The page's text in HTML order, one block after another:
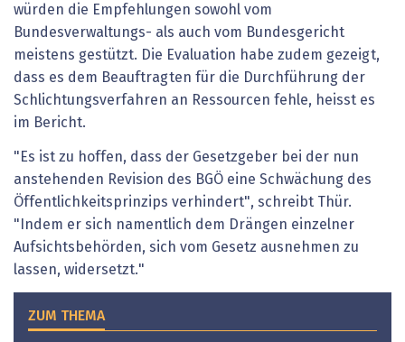
würden die Empfehlungen sowohl vom
Bundesverwaltungs- als auch vom Bundesgericht
meistens gestützt. Die Evaluation habe zudem gezeigt,
dass es dem Beauftragten für die Durchführung der
Schlichtungsverfahren an Ressourcen fehle, heisst es
im Bericht.
"Es ist zu hoffen, dass der Gesetzgeber bei der nun
anstehenden Revision des BGÖ eine Schwächung des
Öffentlichkeitsprinzips verhindert", schreibt Thür.
"Indem er sich namentlich dem Drängen einzelner
Aufsichtsbehörden, sich vom Gesetz ausnehmen zu
lassen, widersetzt."
ZUM THEMA